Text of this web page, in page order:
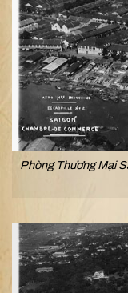
Phòng Thương Mại